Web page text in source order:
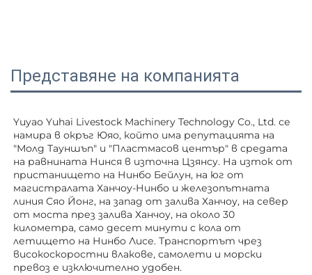
Представяне на компанията
Yuyao Yuhai Livestock Machinery Technology Co., Ltd. се
намира в окръг Юяо, който има репутацията на
"Молд Тауншъп" и "Пластмасов център" в средата
на равнината Нинся в източна Цзянсу. На изток от
пристанището на Нинбо Бейлун, на юг от
магистралата Ханчоу-Нинбо и железопътната
линия Сяо Йонг, на запад от залива Ханчоу, на север
от моста през залива Ханчоу, на около 30
километра, само десет минути с кола от
летището на Нинбо Лисе. Транспортът чрез
високоскоростни влакове, самолети и морски
превоз е изключително удобен.